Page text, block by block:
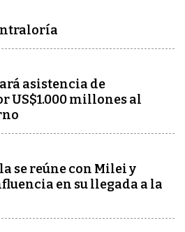
asistencia de
US$1.000 millones al
se reúne con Milei y
en su llegada a la